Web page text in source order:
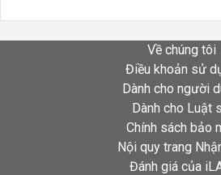
Về chúng tôi
Điều khoản sử
Dành cho người
Dành cho Luật
Chính sách bảo
Nội quy trang
Đánh giá của